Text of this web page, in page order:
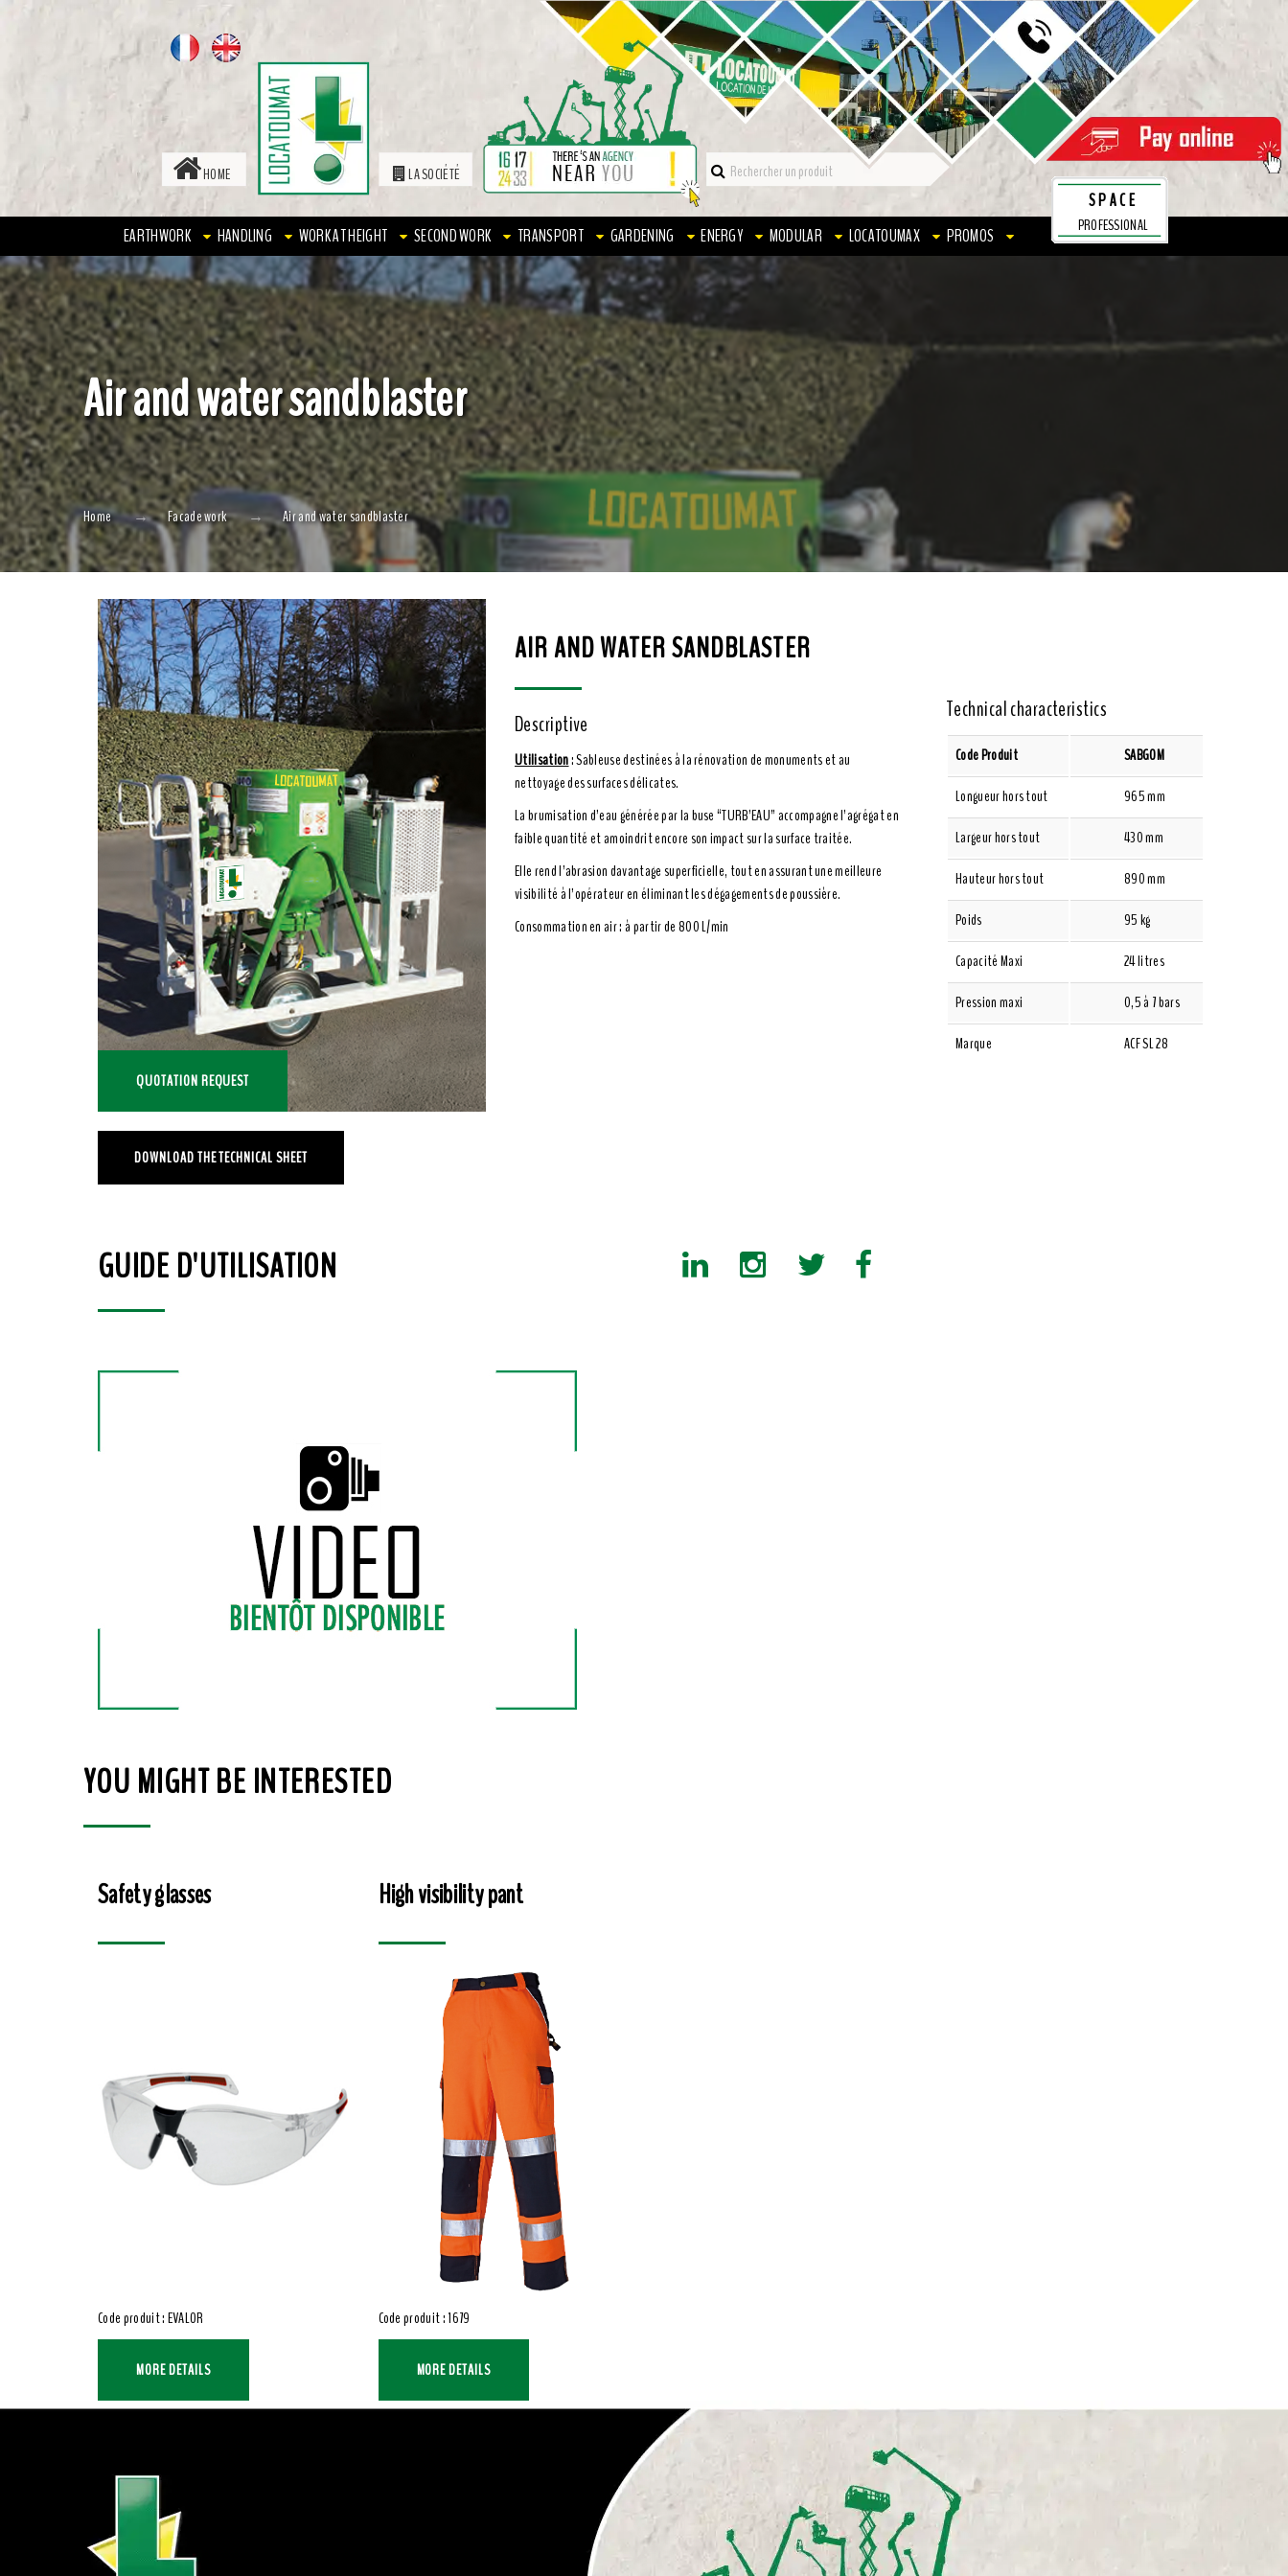
LA SOCIÉTÉ
HOME
SPACE
PROFESSIONAL
EARTHWORK HANDLING WORK AT HEIGHT SECOND WORK TRANSPORT GARDENING ENERGY MODULAR LOCATOUMAX PROMOS
Air and water sandblaster
Home Facade work Air and water sandblaster
Technical characteristics
Code Produit
SABGOM
Longueur hors tout
965 mm
Largeur hors tout
430 mm
Hauteur hors tout
890 mm
Poids
95 kg
Capacité Maxi
24 litres
Pression maxi
0,5 à 7 bars
Marque
ACF SL 28
QUOTATION REQUEST
AIR AND WATER SANDBLASTER
Descriptive
Utilisation: Sableuse destinées à la rénovation de monuments et au
nettoyage des surfaces délicates.
La brumisation d’eau générée par la buse “TURB’EAU” accompagne l’agrégat en
faible quantité et amoindrit encore son impact sur la surface traitée.
Elle rend l’abrasion davantage superficielle, tout en assurant une meilleure
visibilité à l’opérateur en éliminant les dégagements de poussière.
Consommation en air : à partir de 800 L/min
DOWNLOAD THE TECHNICAL SHEET
GUIDE D'UTILISATION
YOU MIGHT BE INTERESTED
Safety glasses
Code produit : EVALOR
MORE DETAILS
High visibility pant
Code produit : 1679
MORE DETAILS